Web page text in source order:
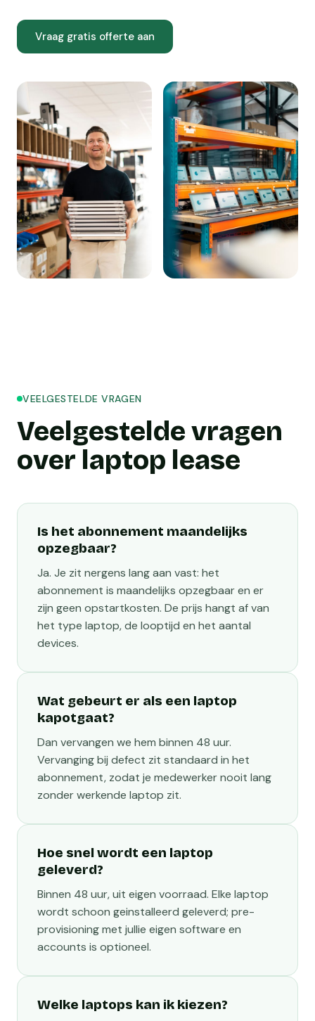
Vraag gratis offerte aan
VEELGESTELDE VRAGEN
Veelgestelde vragen
over laptop lease
Is het abonnement maandelijks
opzegbaar?
Ja. Je zit nergens lang aan vast: het
abonnement is maandelijks opzegbaar en er
zijn geen opstartkosten. De prijs hangt af van
het type laptop, de looptijd en het aantal
devices.
Wat gebeurt er als een laptop
kapotgaat?
Dan vervangen we hem binnen 48 uur.
Vervanging bij defect zit standaard in het
abonnement, zodat je medewerker nooit lang
zonder werkende laptop zit.
Hoe snel wordt een laptop
geleverd?
Binnen 48 uur, uit eigen voorraad. Elke laptop
wordt schoon geinstalleerd geleverd; pre-
provisioning met jullie eigen software en
accounts is optioneel.
Welke laptops kan ik kiezen?